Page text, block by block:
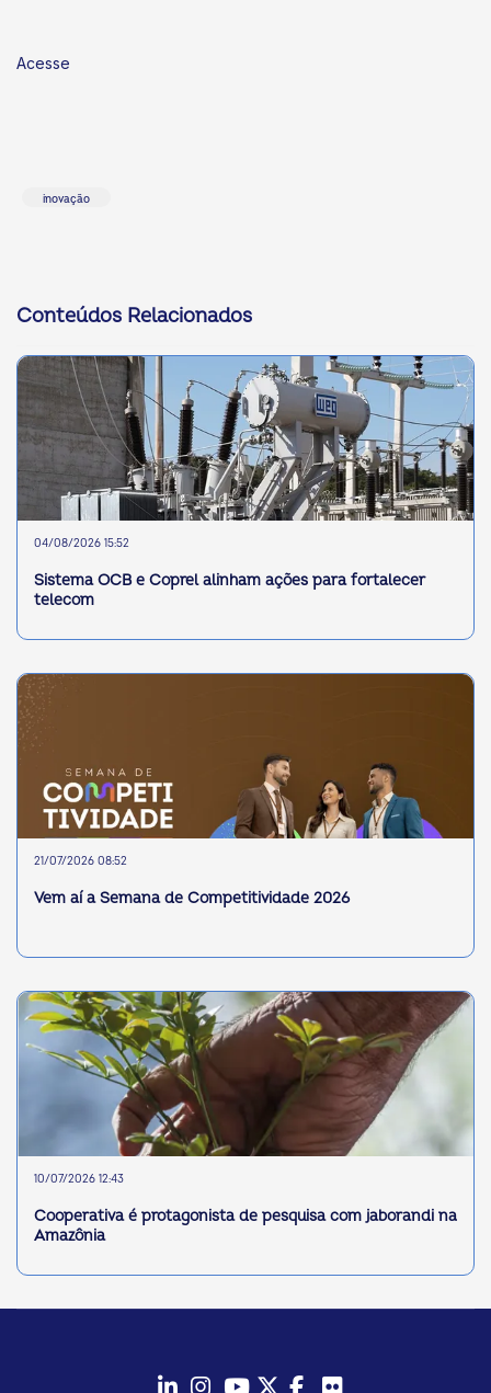
Acesse
inovação
Conteúdos Relacionados
04/08/2026 15:52
Sistema OCB e Coprel alinham ações para fortalecer
telecom
21/07/2026 08:52
Vem aí a Semana de Competitividade 2026
10/07/2026 12:43
Cooperativa é protagonista de pesquisa com jaborandi na
Amazônia